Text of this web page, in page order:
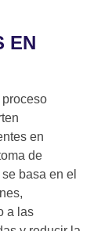
EN
en
de
basa en el
a las